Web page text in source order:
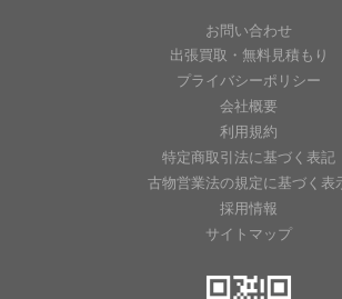
お問い合わせ
出張買取・無料見積もり
プライバシーポリシー
会社概要
利用規約
特定商取引法に基づく表記
古物営業法の規定に基づく表
採用情報
サイトマップ